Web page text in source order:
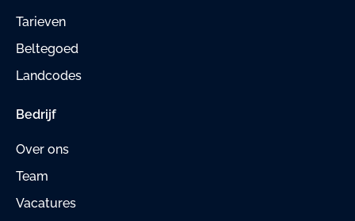
Tarieven
Beltegoed
Landcodes
Bedrijf
Over ons
Team
Vacatures